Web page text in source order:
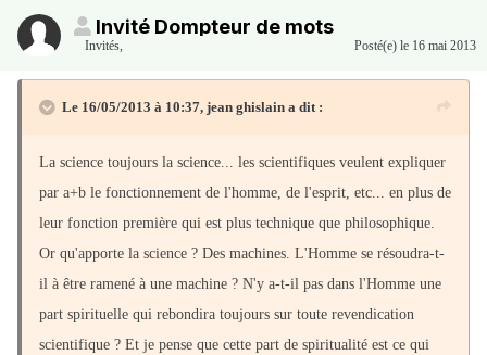
Invité Dompteur de mots
Invités, Posté(e) le 16 mai 2013
Le 16/05/2013 à 10:37, jean ghislain a dit :
La science toujours la science... les scientifiques veulent expliquer
par a+b le fonctionnement de l'homme, de l'esprit, etc... en plus de
leur fonction première qui est plus technique que philosophique.
Or qu'apporte la science ? Des machines. L'Homme se résoudra-t-
il à être ramené à une machine ? N'y a-t-il pas dans l'Homme une
part spirituelle qui rebondira toujours sur toute revendication
scientifique ? Et je pense que cette part de spiritualité est ce qui